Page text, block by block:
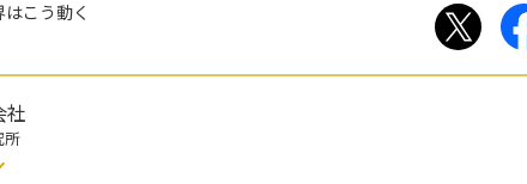
こう動く
社
所